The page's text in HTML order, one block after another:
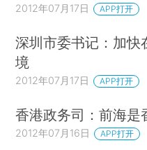
2012年07月17日 APP打开
深圳市委书记：加快
境
2012年07月17日 APP打开
香港政务司：前海是
2012年07月16日 APP打开